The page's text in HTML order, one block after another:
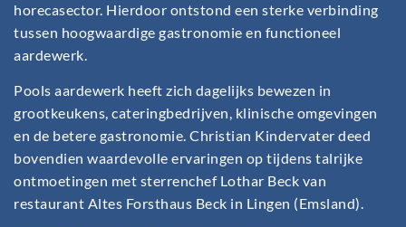
horecasector. Hierdoor ontstond een sterke verbinding
tussen hoogwaardige gastronomie en functioneel
aardewerk.
Pools aardewerk heeft zich dagelijks bewezen in
grootkeukens, cateringbedrijven, klinische omgevingen
en de betere gastronomie. Christian Kindervater deed
bovendien waardevolle ervaringen op tijdens talrijke
ontmoetingen met sterrenchef Lothar Beck van
restaurant Altes Forsthaus Beck in Lingen (Emsland).